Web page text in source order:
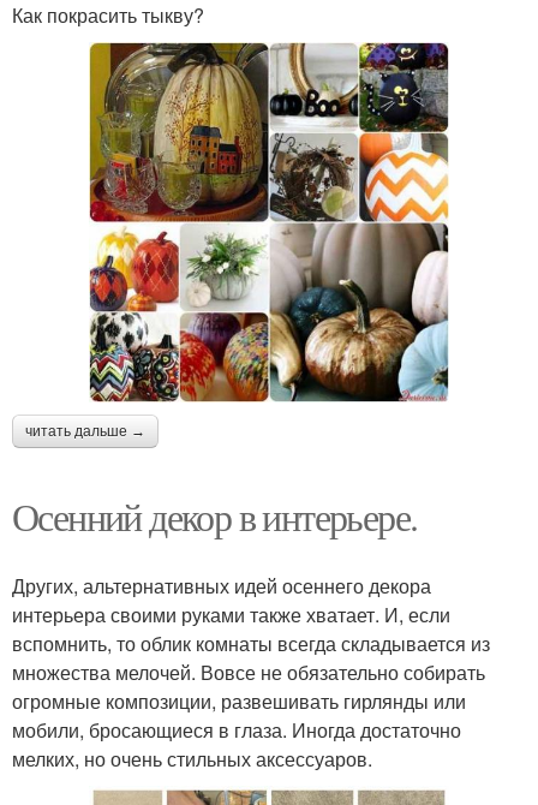
Как покрасить тыкву?
читать дальше →
Осенний декор в интерьере.
Других, альтернативных идей осеннего декора
интерьера своими руками также хватает. И, если
вспомнить, то облик комнаты всегда складывается из
множества мелочей. Вовсе не обязательно собирать
огромные композиции, развешивать гирлянды или
мобили, бросающиеся в глаза. Иногда достаточно
мелких, но очень стильных аксессуаров.